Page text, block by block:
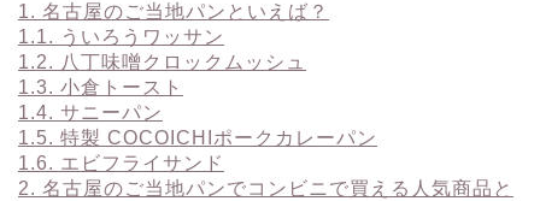
1. 名古屋のご当地パンといえば？
1.1. ういろうワッサン
1.2. 八丁味噌クロックムッシュ
1.3. 小倉トースト
1.4. サニーパン
1.5. 特製 COCOICHIポークカレーパン
1.6. エビフライサンド
2. 名古屋のご当地パンでコンビニで買える人気商品と